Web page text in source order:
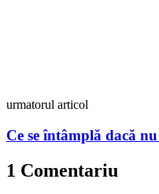
urmatorul articol
Ce se întâmplă dacă
1 Comentariu